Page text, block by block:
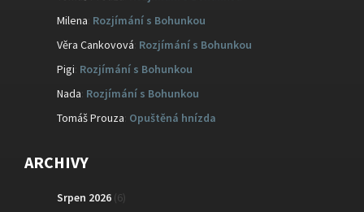
Milena Rozjímání s Bohunkou
Věra Cankovová Rozjímání s Bohunkou
Pigi Rozjímání s Bohunkou
Nada: Rozjímání s Bohunkou
Tomáš Prouza: Opuštěná hnízda
ARCHIVY
Srpen 2026 (6)